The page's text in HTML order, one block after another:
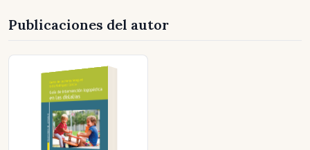
Publicaciones del autor